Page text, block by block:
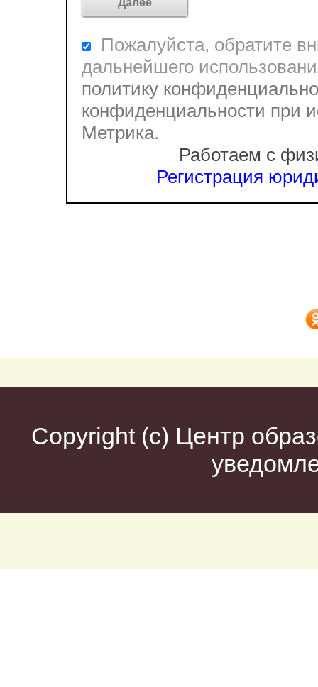
Пожалуйста, обратите
дальнейшего
политику
конфиденциальности при
Метрика.
Работаем с
Регистрация
Copyright (c) Центр